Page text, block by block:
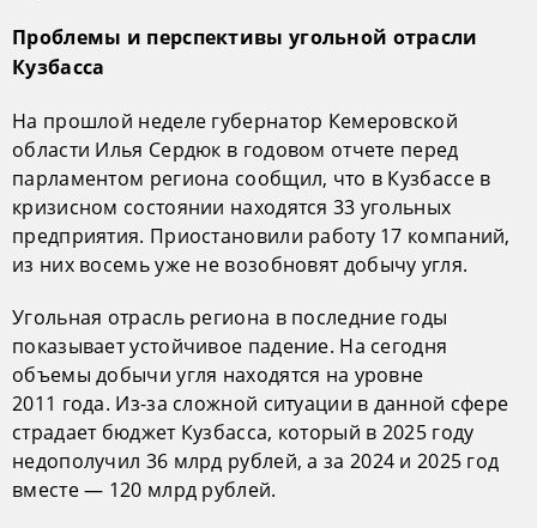
Проблемы и перспективы угольной отрасли
Кузбасса
На прошлой неделе губернатор Кемеровской
области Илья Сердюк в годовом отчете перед
парламентом региона сообщил, что в Кузбассе в
кризисном состоянии находятся 33 угольных
предприятия. Приостановили работу 17 компаний,
из них восемь уже не возобновят добычу угля.
Угольная отрасль региона в последние годы
показывает устойчивое падение. На сегодня
объемы добычи угля находятся на уровне
2011 года. Из-за сложной ситуации в данной сфере
страдает бюджет Кузбасса, который в 2025 году
недополучил 36 млрд рублей, а за 2024 и 2025 год
вместе — 120 млрд рублей.